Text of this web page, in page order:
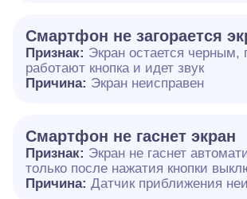
Смартфон не загорается
Признак: Экран остается черным,
работают кнопка и идет звук
Причина: Экран неисправен
Смартфон не гаснет экран
Признак: Экран не гаснет
только после нажатия кнопки
Причина: Датчик приближения